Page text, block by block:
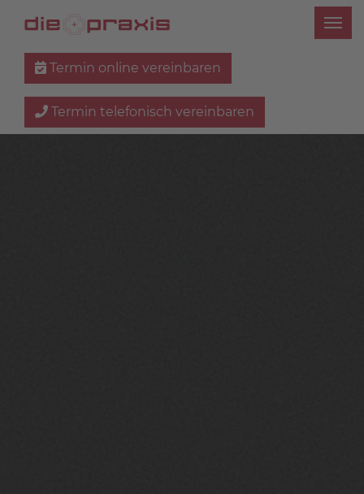
Termin online vereinbaren
Termin telefonisch vereinbaren